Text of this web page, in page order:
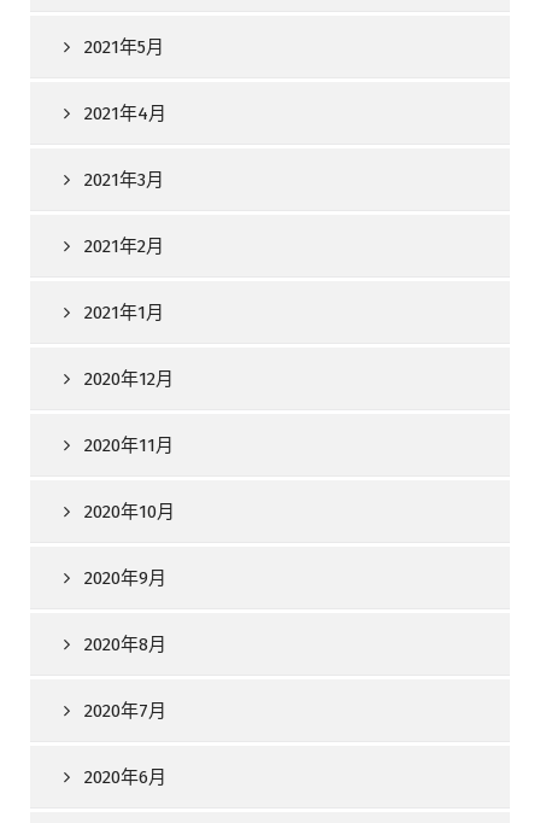
2021年5月
2021年4月
2021年3月
2021年2月
2021年1月
2020年12月
2020年11月
2020年10月
2020年9月
2020年8月
2020年7月
2020年6月